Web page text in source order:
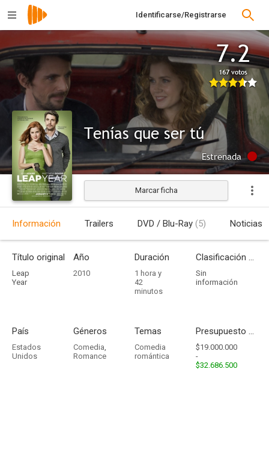
Identificarse/Registrarse
7.2
167 votos
Tenías que ser tú
Estrenada
Marcar ficha
Información Trailers DVD / Blu-Ray (5) Noticias
Título original
Leap
Year
Año
2010
Duración
1 hora y
42
minutos
Clasificación por edades
Sin
información
País
Estados
Unidos
Géneros
Comedia,
Romance
Temas
Comedia
romántica
Presupuesto - Ingresos
$19.000.000
-
$32.686.500